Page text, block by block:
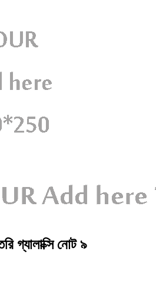
গ্যালাক্সি নোট ৯